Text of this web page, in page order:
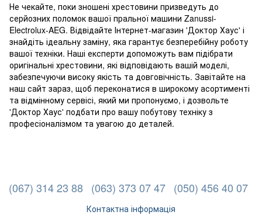
Не чекайте, поки зношені хрестовини призведуть до
серйозних поломок вашої пральної машини Zanussi-
Electrolux-AEG. Відвідайте Інтернет-магазин 'Доктор Хаус' і
знайдіть ідеальну заміну, яка гарантує безперебійну роботу
вашої техніки. Наші експерти допоможуть вам підібрати
оригінальні хрестовини, які відповідають вашій моделі,
забезпечуючи високу якість та довговічність. Завітайте на
наш сайт зараз, щоб переконатися в широкому асортименті
та відмінному сервісі, який ми пропонуємо, і дозвольте
'Доктор Хаус' подбати про вашу побутову техніку з
професіоналізмом та увагою до деталей.
(067) 314 23 88 (063) 373 07 47 (050) 456 40 07
Контактна інформація